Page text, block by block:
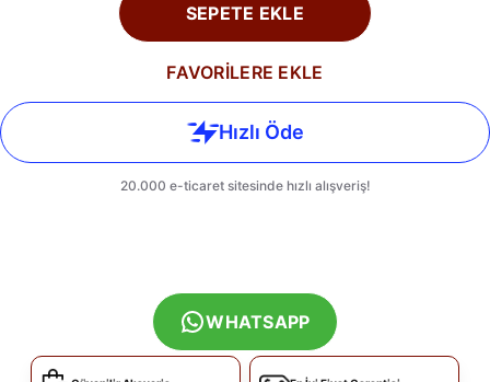
SEPETE EKLE
FAVORİLERE EKLE
WHATSAPP